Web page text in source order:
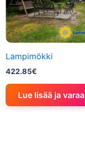
Lampimökki
422.85€
Lue lisää ja varaa